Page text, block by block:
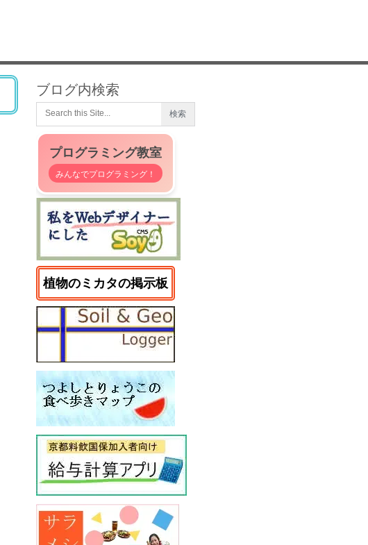
ブログ内検索
プログラミング教室
みんなでプログラミング！
植物のミカタの掲示板